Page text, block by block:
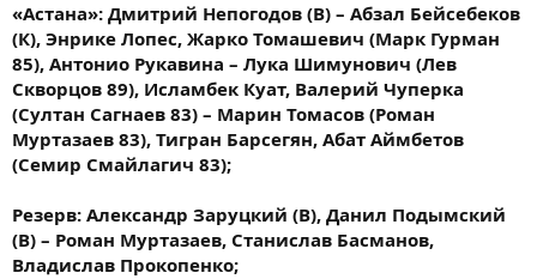
«Астана»: Дмитрий Непогодов (В) – Абзал Бейсебеков
(К), Энрике Лопес, Жарко Томашевич (Марк Гурман
85), Антонио Рукавина – Лука Шимунович (Лев
Скворцов 89), Исламбек Куат, Валерий Чуперка
(Султан Сагнаев 83) – Марин Томасов (Роман
Муртазаев 83), Тигран Барсегян, Абат Аймбетов
(Семир Смайлагич 83);
Резерв: Александр Заруцкий (В), Данил Подымский
(В) – Роман Муртазаев, Станислав Басманов,
Владислав Прокопенко;